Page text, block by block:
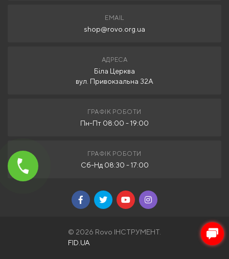
EMAIL
shop@rovo.org.ua
АДРЕСА
Біла Церква
вул. Привокзальна 32А
ГРАФІК РОБОТИ
Пн-Пт 08:00 - 19:00
ГРАФІК РОБОТИ
Сб-Нд 08:30 - 17:00
© 2026 Rovo ІНСТРУМЕНТ.
FID.UA